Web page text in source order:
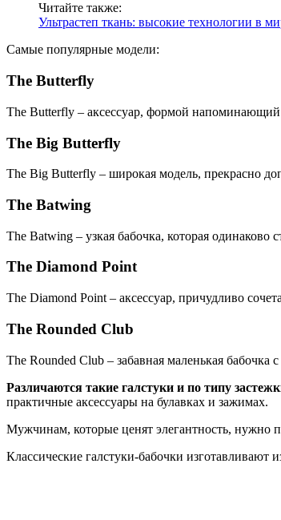
Читайте также:
Ультрастеп ткань: высокие технологии в
Самые популярные модели:
The Butterfly
The Butterfly – аксессуар, формой
The Big Butterfly
The Big Butterfly – широкая модель, прекрасно
The Batwing
The Batwing – узкая бабочка, которая
The Diamond Point
The Diamond Point – аксессуар, причудливо
The Rounded Club
The Rounded Club – забавная маленькая
Различаются такие галстуки и по типу
практичные аксессуары на булавках и зажимах.
Мужчинам, которые ценят элегантность, нужно
Классические галстуки-бабочки